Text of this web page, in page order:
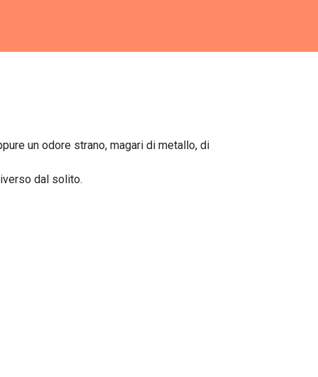
un odore strano, magari di metallo, di
dal solito.